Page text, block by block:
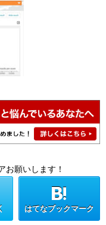
お願いします！
はてなブックマーク